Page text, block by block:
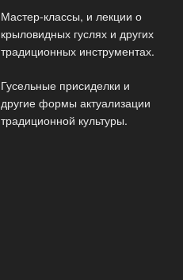
Мастер-классы, и лекции о
крыловидных гуслях и других
традиционных инструментах.
Гусельные присиделки и
другие формы актуализации
традиционной культуры.